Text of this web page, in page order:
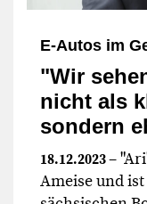
E-Autos im
"Wir
nicht als
sondern
18.12.2023–
Ameise und